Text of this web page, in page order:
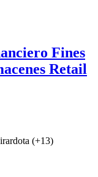
Fines
Retail
(+13)